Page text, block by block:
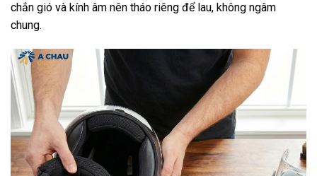
chắn gió và kính âm nên tháo riêng để lau, không ngâm
chung.